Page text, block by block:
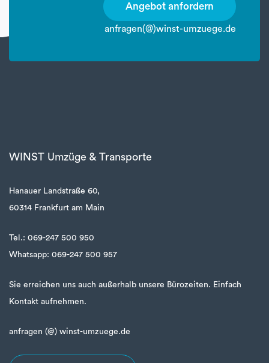
Angebot anfordern
anfragen(@)winst-umzuege.de
WINST Umzüge & Transporte
Hanauer Landstraße 60,
60314 Frankfurt am Main
Tel.: 069-247 500 950
Whatsapp: 069-247 500 957
Sie erreichen uns auch außerhalb unsere Bürozeiten. Einfach
Kontakt aufnehmen.
anfragen (@) winst-umzuege.de